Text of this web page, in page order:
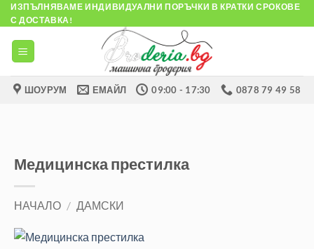
Skip
to
content
ИЗПЪЛНЯВАМЕ ИНДИВИДУАЛНИ ПОРЪЧКИ В КРАТКИ СРОКОВЕ
С ДОСТАВКА!
ШОУРУМ ЕМАЙЛ 09:00 - 17:30 0878 79 49 58
Медицинска престилка
НАЧАЛО / ДАМСКИ